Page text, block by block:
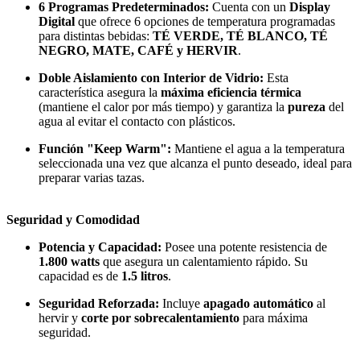
6 Programas Predeterminados: Cuenta con un Display
Digital que ofrece 6 opciones de temperatura programadas
para distintas bebidas: TÉ VERDE, TÉ BLANCO, TÉ
NEGRO, MATE, CAFÉ y HERVIR.
Doble Aislamiento con Interior de Vidrio: Esta
característica asegura la máxima eficiencia térmica
(mantiene el calor por más tiempo) y garantiza la pureza del
agua al evitar el contacto con plásticos.
Función "Keep Warm": Mantiene el agua a la temperatura
seleccionada una vez que alcanza el punto deseado, ideal para
preparar varias tazas.
Seguridad y Comodidad
Potencia y Capacidad: Posee una potente resistencia de
1.800 watts que asegura un calentamiento rápido. Su
capacidad es de 1.5 litros.
Seguridad Reforzada: Incluye apagado automático al
hervir y corte por sobrecalentamiento para máxima
seguridad.